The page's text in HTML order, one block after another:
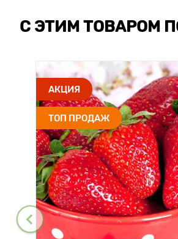
С ЭТИМ ТОВАРОМ
АКЦИЯ
ТОП ПРОДАЖ